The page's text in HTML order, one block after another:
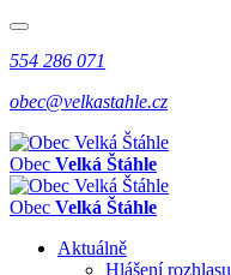
554 286 071
obec@velkastahle.cz
Obec Velká Štáhle
Obec Velká Štáhle
Aktuálně
Hlášení rozhlasu